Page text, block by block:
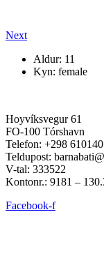
Next
Aldur: 11
Kyn: female
Hoyvíksvegur 61
FO-100 Tórshavn
Telefon: +298
Teldupost:
V-tal: 333522
Kontonr.: 9181 –
Facebook-f